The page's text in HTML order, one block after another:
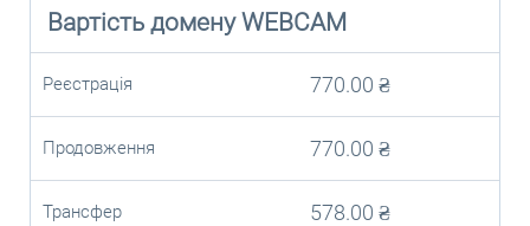
Вартість доменуWEBCAM
Реєстрація 770.00 ₴
Продовження 770.00 ₴
Трансфер 578.00 ₴